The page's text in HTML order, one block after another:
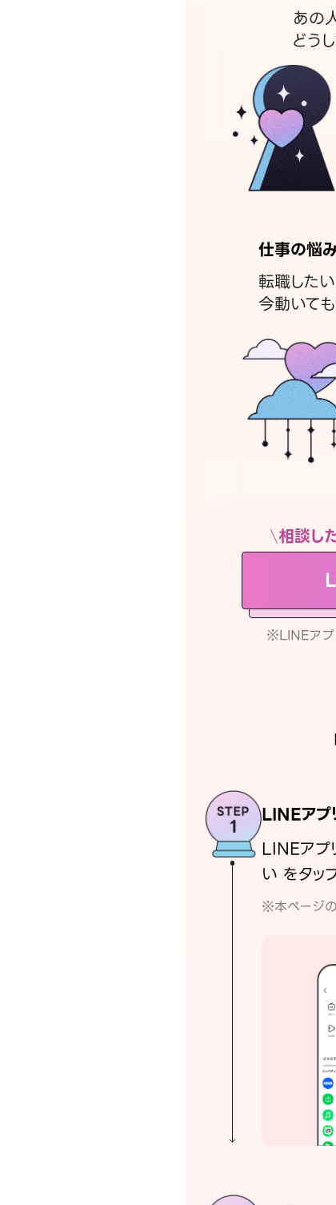
あの
どう
仕事の悩
転職したい
今動いて
相談し
※LINEアプ
LINEアプ
LINEア
い をタッ
※本ページ